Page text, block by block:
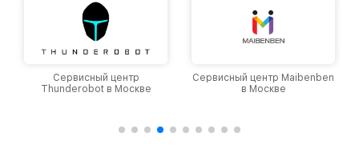
Сервисный центр
Thunderobot в Москве
Сервисный центр Maibenben
в Москве